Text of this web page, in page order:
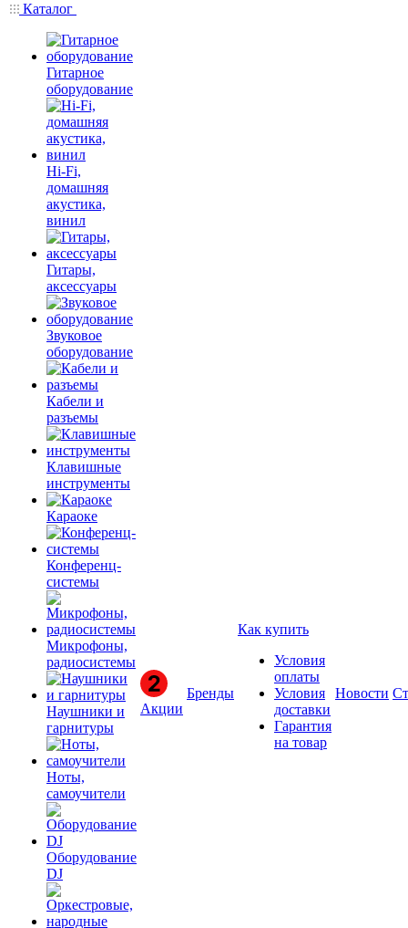
Каталог
Гитарное
оборудование
Hi-Fi,
домашняя
акустика,
винил
Гитары,
аксессуары
Звуковое
оборудование
Кабели и
разъемы
Клавишные
инструменты
Караоке
Конференц-
системы
Микрофоны,
радиосистемы
Наушники и
гарнитуры
Ноты,
самоучители
Оборудование
DJ
Акции
Бренды
Как купить
Условия
оплаты
Условия
доставки
Гарантия
на товар
Новости